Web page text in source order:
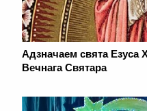
Адзначаем свята Езуса
Вечнага Святара